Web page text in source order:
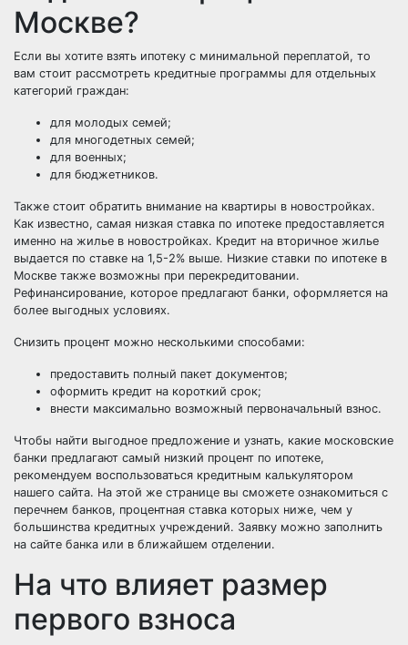
Москве?
Если вы хотите взять ипотеку с минимальной переплатой, то
вам стоит рассмотреть кредитные программы для отдельных
категорий граждан:
для молодых семей;
для многодетных семей;
для военных;
для бюджетников.
Также стоит обратить внимание на квартиры в новостройках.
Как известно, самая низкая ставка по ипотеке предоставляется
именно на жилье в новостройках. Кредит на вторичное жилье
выдается по ставке на 1,5-2% выше. Низкие ставки по ипотеке в
Москве также возможны при перекредитовании.
Рефинансирование, которое предлагают банки, оформляется на
более выгодных условиях.
Снизить процент можно несколькими способами:
предоставить полный пакет документов;
оформить кредит на короткий срок;
внести максимально возможный первоначальный взнос.
Чтобы найти выгодное предложение и узнать, какие московские
банки предлагают самый низкий процент по ипотеке,
рекомендуем воспользоваться кредитным калькулятором
нашего сайта. На этой же странице вы сможете ознакомиться с
перечнем банков, процентная ставка которых ниже, чем у
большинства кредитных учреждений. Заявку можно заполнить
на сайте банка или в ближайшем отделении.
На что влияет размер
первого взноса